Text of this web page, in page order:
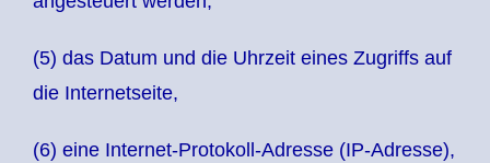
(5) das Datum und die Uhrzeit eines Zugriffs auf
die Internetseite,
(6) eine Internet-Protokoll-Adresse (IP-Adresse),